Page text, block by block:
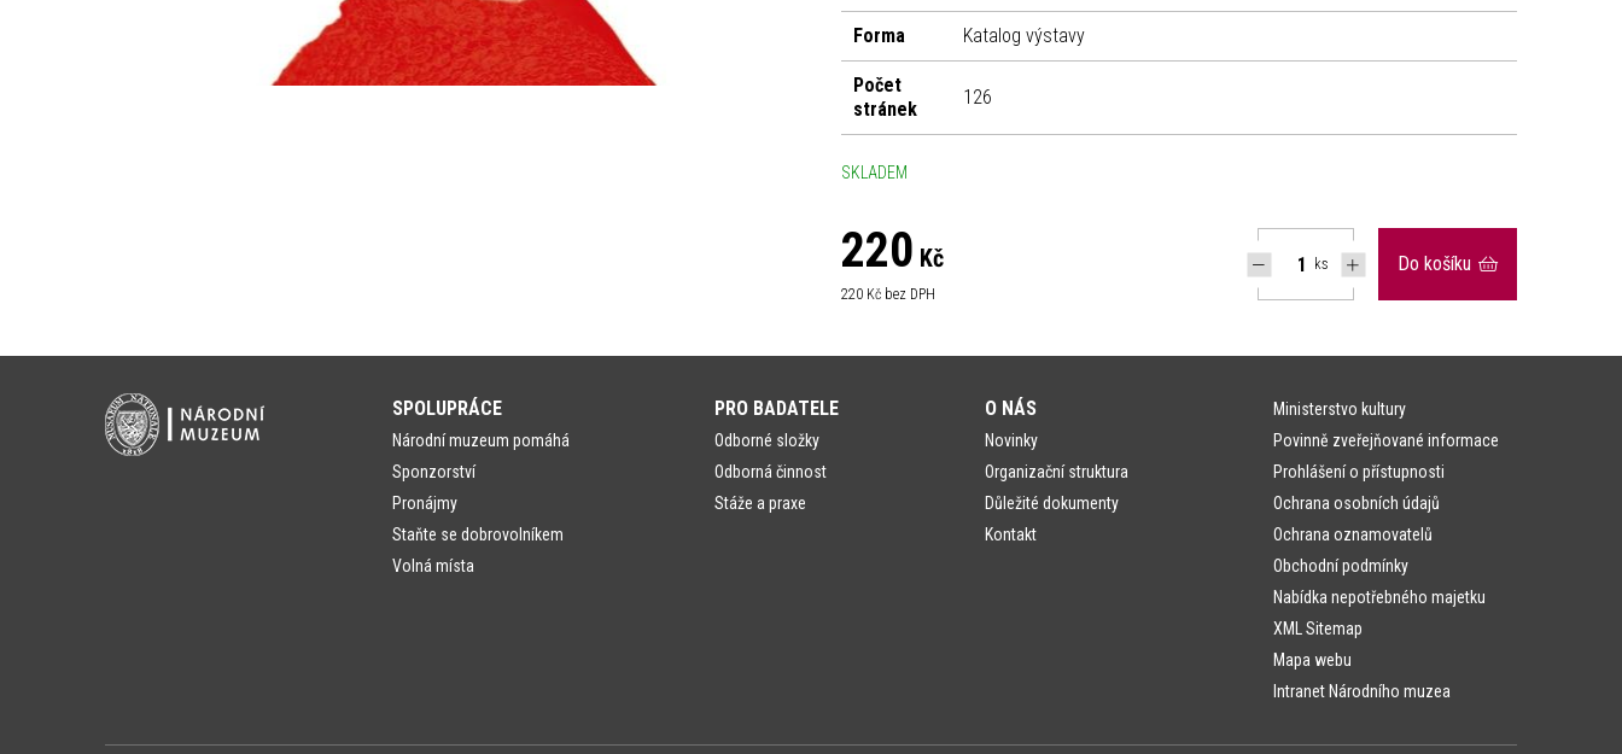
Forma Katalog výstavy
Počet
stránek
126
SKLADEM
220 Kč
220 Kč bez DPH
ks Do košíku
SPOLUPRÁCE
Národní muzeum pomáhá
Sponzorství
Pronájmy
Staňte se dobrovolníkem
Volná místa
PRO BADATELE
Odborné složky
Odborná činnost
Stáže a praxe
O NÁS
Novinky
Organizační struktura
Důležité dokumenty
Kontakt
Ministerstvo kultury
Povinně zveřejňované informace
Prohlášení o přístupnosti
Ochrana osobních údajů
Ochrana oznamovatelů
Obchodní podmínky
Nabídka nepotřebného majetku
XML Sitemap
Mapa webu
Intranet Národního muzea